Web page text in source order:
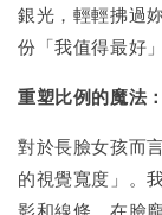
銀光，輕輕拂過
份「我值得最好
重塑比例的魔法
對於長臉女孩而
的視覺寬度」。
影和線條，在臉